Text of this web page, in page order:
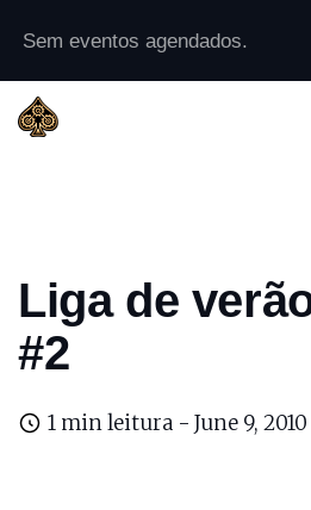
Sem eventos agendados.
Liga de
#2
1 min leitura - June 9, 2010